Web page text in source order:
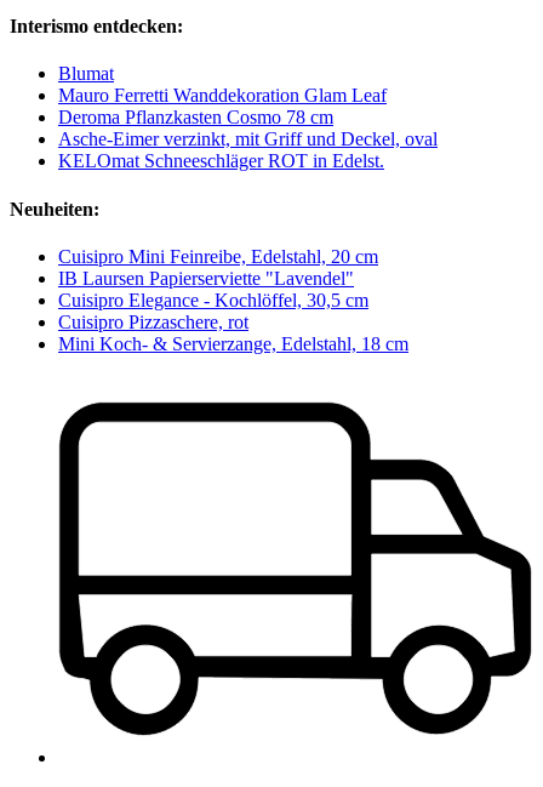
Interismo entdecken:
Blumat
Mauro Ferretti Wanddekoration Glam Leaf
Deroma Pflanzkasten Cosmo 78 cm
Asche-Eimer verzinkt, mit Griff und Deckel, oval
KELOmat Schneeschläger ROT in Edelst.
Neuheiten:
Cuisipro Mini Feinreibe, Edelstahl, 20 cm
IB Laursen Papierserviette "Lavendel"
Cuisipro Elegance - Kochlöffel, 30,5 cm
Cuisipro Pizzaschere, rot
Mini Koch- & Servierzange, Edelstahl, 18 cm